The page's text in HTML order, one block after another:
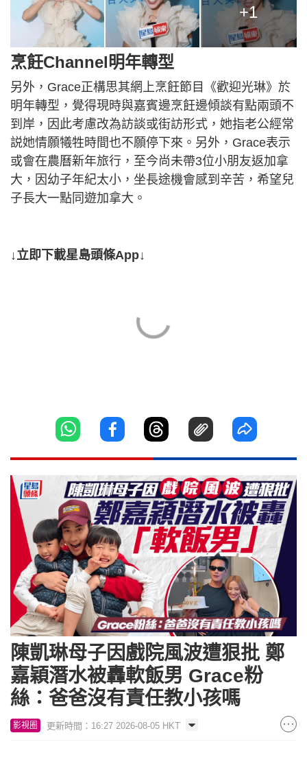
+1
烹飪Channel明年轉型
另外，Grace正構思其網上烹飪節目《歡迎光琳》於
明年轉型，覺得現時與嘉賓邊烹飪邊傾談有點兩頭不
到岸，因此考慮改為訪談或街訪形式，她指老公經常
説她情願犧牲時間也不願停下來。另外，Grace表示
或會在農曆新年旅行，至今尚未帶3位小朋友返加拿
大，因幼子年紀太小，坐長途機會感到辛苦，希望兒
子長大一點同遊加拿大。
↓立即下載星島頭條App↓
陳凱琳母子因戲院風波遭狠批 鄭
嘉穎潛水被轟軟飯男 Grace粉
絲：爸爸沒有責任教小孩嗎
影視圈 更新時間：16:27 2026-08-05 HKT